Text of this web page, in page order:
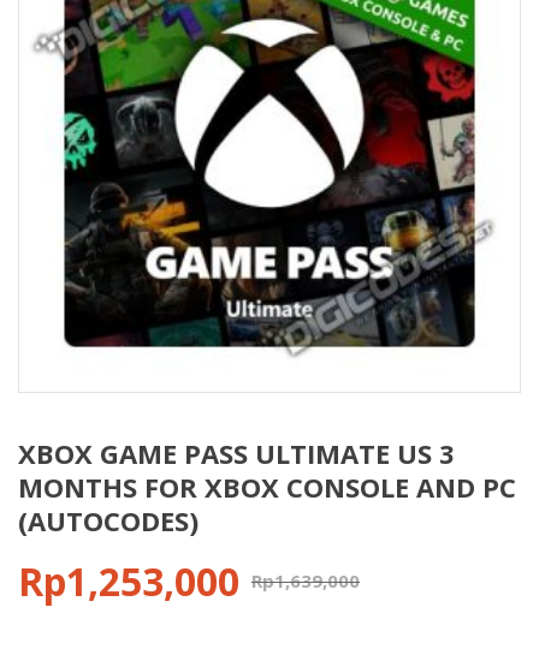
XBOX GAME PASS ULTIMATE US 3
MONTHS FOR XBOX CONSOLE AND PC
(AUTOCODES)
Rp1,639,000
Rp1,253,000